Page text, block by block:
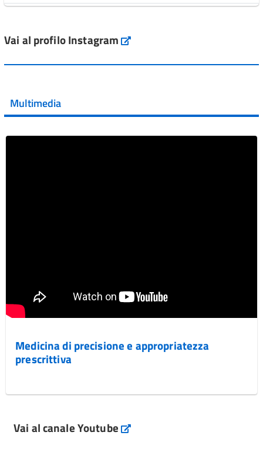
Vai al post →
Vai al post →
Vai al profilo Instagram Instagram
Multimedia
Medicina di precisione e appropriatezza
prescrittiva
Vai al canale Youtube